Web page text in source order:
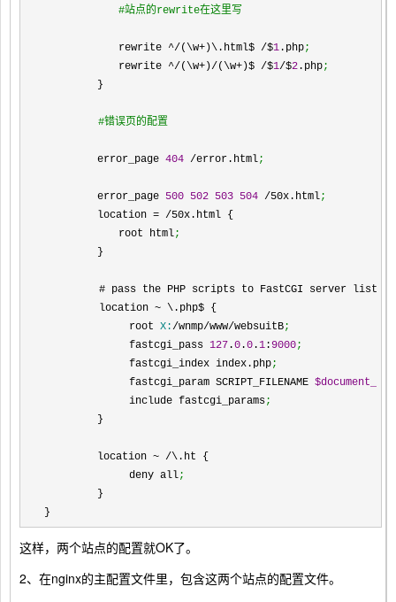
#站点的rewrite在这里写
rewrite ^/(\w+)\.html$ /$1 .php;
rewrite ^/(\w+)/(\w+)$ /$1/$2 .php;
}
#错误页的配置
error_page 404 /error.html;
error_page 500 502 503 504 /50x.html;
location = /50x.html {
root html;
}
# pass the PHP scripts to FastCGI server
location ~ \.php$ {
root X:/wnmp/www/websuitB;
fastcgi_pass 127 .0 .0 .1 :9000;
fastcgi_index index.php;
fastcgi_param SCRIPT_FILENAME
include fastcgi_params;
}
location ~ /\.ht {
deny all;
}
}
这样，两个站点的配置就OK了。
2、在nginx的主配置文件里，包含这两个站点的配置文件。